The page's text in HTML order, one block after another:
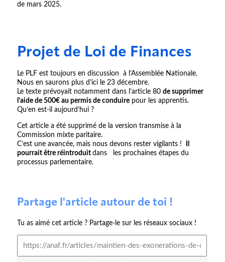
de mars 2025.
Projet de Loi de Finances
Le PLF est toujours en discussion à l’Assemblée Nationale.
Nous en saurons plus d’ici le 23 décembre.
Le texte prévoyait notamment dans l’article 80 de supprimer
l’aide de 500€ au permis de conduirepour les apprentis.
Qu’en est-il aujourd’hui ?
Cet article a été supprimé de la version transmise à la
Commission mixte paritaire.
C’est une avancée, mais nous devons rester vigilants !
pourrait être réintroduit dans les prochaines étapes du
processus parlementaire.
Partage l'article autour de toi !
Tu as aimé cet article ? Partage-le sur les réseaux sociaux !